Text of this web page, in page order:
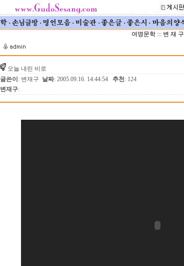
여명문학 ::: 변 재 구
오늘 내린 비로
글쓴이 : 변재구 날짜: 2005.09.16. 14:44:54 추천: 124
변재구: